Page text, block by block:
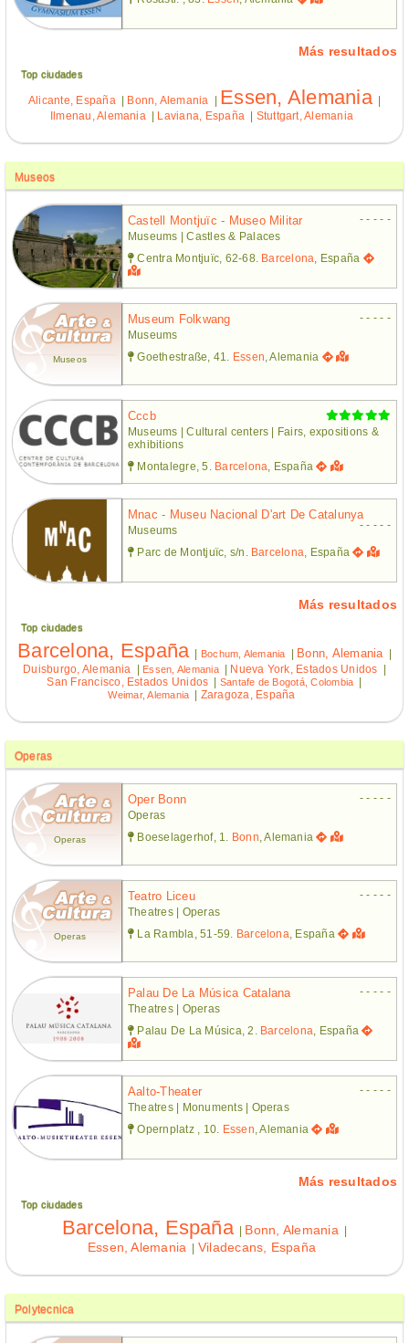
Más resultados
Top ciudades
Alicante, España | Bonn, Alemania | Essen, Alemania |
Ilmenau, Alemania | Laviana, España | Stuttgart, Alemania
Museos
Castell Montjuïc - Museo Militar
- - - - -
Museums | Castles & Palaces
Centra Montjuïc, 62-68. Barcelona , España
Museos
Museum Folkwang
- - - - -
Museums
Goethestraße, 41. Essen , Alemania
Cccb
Museums | Cultural centers | Fairs, expositions &
exhibitions
Montalegre, 5. Barcelona , España
Mnac - Museu Nacional D'art De Catalunya
- - - - -
Museums
Parc de Montjuïc, s/n. Barcelona , España
Más resultados
Top ciudades
Barcelona, España | Bochum, Alemania | Bonn, Alemania |
Duisburgo, Alemania
| Essen, Alemania | Nueva York, Estados Unidos |
San Francisco, Estados Unidos | Santafe de Bogotá, Colombia |
Weimar, Alemania | Zaragoza, España
Operas
Operas
Oper Bonn
- - - - -
Operas
Boeselagerhof, 1. Bonn , Alemania
Operas
Teatro Liceu
- - - - -
Theatres | Operas
La Rambla, 51-59. Barcelona , España
Palau De La Música Catalana
- - - - -
Theatres | Operas
Palau De La Música, 2. Barcelona , España
Aalto-Theater
- - - - -
Theatres | Monuments | Operas
Opernplatz , 10. Essen , Alemania
Más resultados
Top ciudades
Barcelona, España | Bonn, Alemania |
Essen, Alemania | Viladecans, España
Polytecnica